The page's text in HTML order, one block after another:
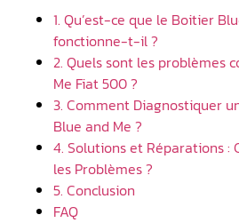
1. Qu’est-ce que le Boitier
fonctionne-t-il ?
2. Quels sont les problèmes
Me Fiat 500 ?
3. Comment Diagnostiquer
Blue and Me ?
4. Solutions et Réparations :
les Problèmes ?
5. Conclusion
FAQ